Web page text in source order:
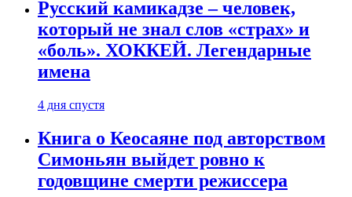
Русский камикадзе – человек,
который не знал слов «страх» и
«боль». ХОККЕЙ. Легендарные
имена
4 дня спустя
Книга о Кеосаяне под авторством
Симоньян выйдет ровно к
годовщине смерти режиссера